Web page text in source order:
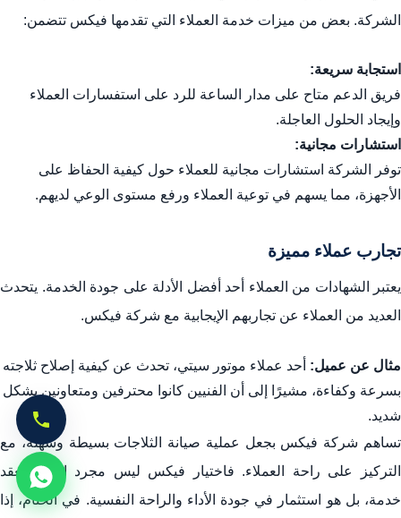
الشركة. بعض من ميزات خدمة العملاء التي تقدمها فيكس تتضمن:
استجابة سريعة:
فريق الدعم متاح على مدار الساعة للرد على استفسارات العملاء
وإيجاد الحلول العاجلة.
استشارات مجانية:
توفر الشركة استشارات مجانية للعملاء حول كيفية الحفاظ على
الأجهزة، مما يسهم في توعية العملاء ورفع مستوى الوعي لديهم.
تجارب عملاء مميزة
يعتبر الشهادات من العملاء أحد أفضل الأدلة على جودة الخدمة. يتحدث
العديد من العملاء عن تجاربهم الإيجابية مع شركة فيكس.
مثال عن عميل: أحد عملاء موتور سيتي، تحدث عن كيفية إصلاح ثلاجته
بسرعة وكفاءة، مشيرًا إلى أن الفنيين كانوا محترفين ومتعاونين بشكل
شديد.
تساهم شركة فيكس بجعل عملية صيانة الثلاجات بسيطة وسهلة، مع
التركيز على راحة العملاء. فاختيار فيكس ليس مجرد اختيار لعقد
خدمة، بل هو استثمار في جودة الأداء والراحة النفسية. في الختام، إذا